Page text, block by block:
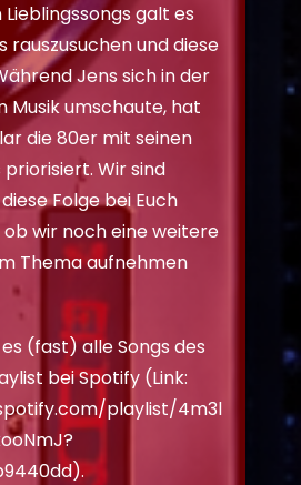
galt es
rauszusuchen und diese
Jens sich in der
Musik umschaute, hat
die 80er mit seinen
priorisiert. Wir sind
Folge bei Euch
wir noch eine weitere
Thema aufnehmen
(fast) alle Songs des
bei Spotify (Link:
playlist/4m3l
).